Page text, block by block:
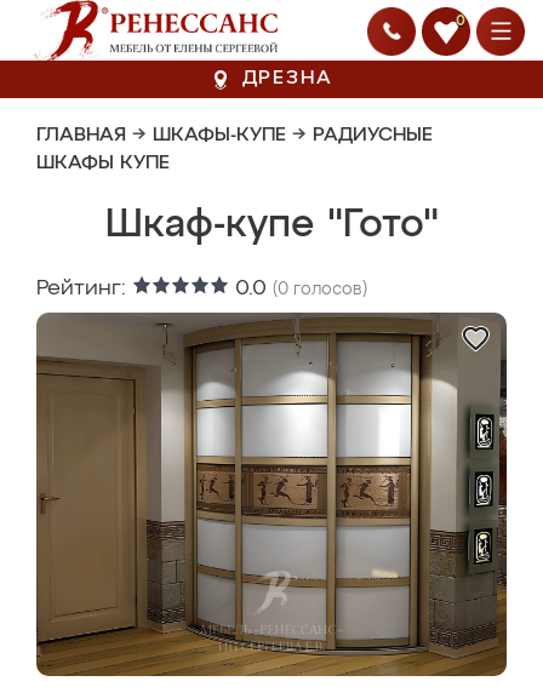
0
ДРЕЗНА
ГЛАВНАЯ → ШКАФЫ-КУПЕ → РАДИУСНЫЕ
ШКАФЫ КУПЕ
Шкаф-купе "Гото"
Рейтинг: 0.0 (0 голосов)